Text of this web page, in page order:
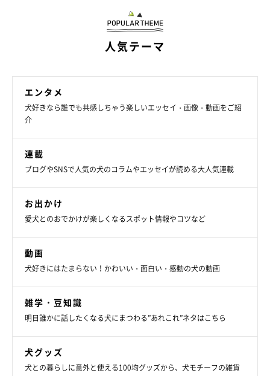
人気テーマ
エンタメ
犬好きなら誰でも共感しちゃう楽しいエッセイ・画像・動画をご紹
介
連載
ブログやSNSで人気の犬のコラムやエッセイが読める大人気連載
お出かけ
愛犬とのおでかけが楽しくなるスポット情報やコツなど
動画
犬好きにはたまらない！かわいい・面白い・感動の犬の動画
雑学・豆知識
明日誰かに話したくなる犬にまつわる”あれこれ”ネタはこちら
犬グッズ
犬との暮らしに意外と使える100均グッズから、犬モチーフの雑貨